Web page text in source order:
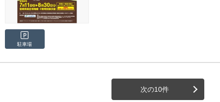
駐車場
次の10件